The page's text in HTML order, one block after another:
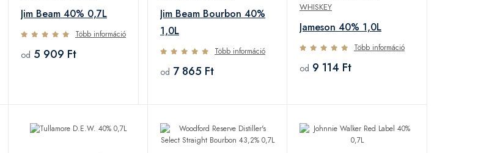
Jim Beam 40% 0,7L
Több információ
od 5 909 Ft
Jim Beam Bourbon 40%
1,0L
Több információ
od 7 865 Ft
WHISKEY
Jameson 40% 1,0L
Több információ
od 9 114 Ft